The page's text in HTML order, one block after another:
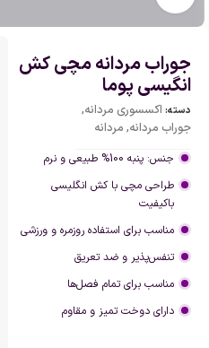
جوراب مردانه مچی کش
انگیسی پوما
دسته: اکسسوری مردانه,
جوراب مردانه, مردانه
جنس: پنبه 100% طبیعی و نرم
طراحی مچی با کش انگلیسی
باکیفیت
مناسب برای استفاده روزمره و ورزشی
تنفس‌پذیر و ضد تعریق
مناسب برای تمام فصل‌ها
دارای دوخت تمیز و مقاوم